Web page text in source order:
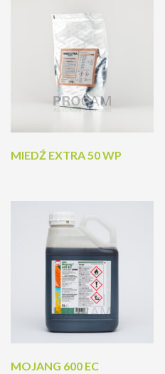
MIEDŹ EXTRA 50 WP
MOJANG 600 EC